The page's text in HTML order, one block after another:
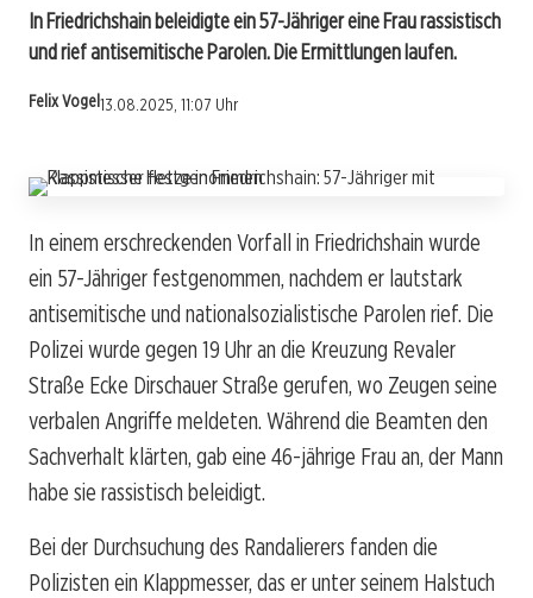
In Friedrichshain beleidigte ein 57-Jähriger eine Frau rassistisch
und rief antisemitische Parolen. Die Ermittlungen laufen.
Felix Vogel13.08.2025, 11:07 Uhr
In einem erschreckenden Vorfall in Friedrichshain wurde
ein 57-Jähriger festgenommen, nachdem er lautstark
antisemitische und nationalsozialistische Parolen rief. Die
Polizei wurde gegen 19 Uhr an die Kreuzung Revaler
Straße Ecke Dirschauer Straße gerufen, wo Zeugen seine
verbalen Angriffe meldeten. Während die Beamten den
Sachverhalt klärten, gab eine 46-jährige Frau an, der Mann
habe sie rassistisch beleidigt.
Bei der Durchsuchung des Randalierers fanden die
Polizisten ein Klappmesser, das er unter seinem Halstuch